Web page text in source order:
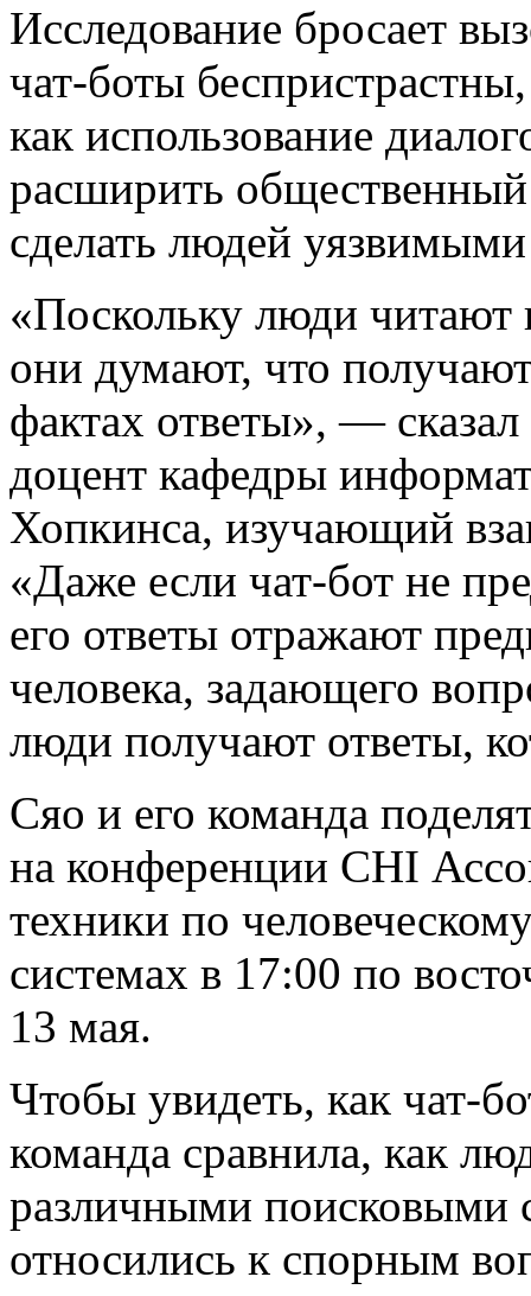
Исследование бросает
чат-боты
как использование
расширить
сделать людей
«Поскольку люди читают
они думают, что
фактах ответы», —
доцент кафедры
Хопкинса, изучающий
«Даже если чат-бот не
его ответы отражают
человека, задающего
люди получают ответы,
Сяо и его команда
на конференции CHI
техники по
системах в 17:00 по
13 мая.
Чтобы увидеть, как чат-
команда сравнила, как
различными поисковыми
относились к спорным